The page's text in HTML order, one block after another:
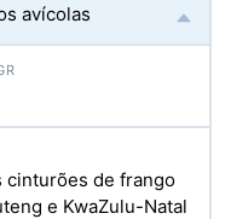
avícolas
cinturões de frango
e KwaZulu-Natal